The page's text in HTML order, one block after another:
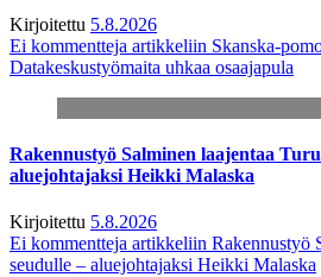
Kirjoitettu 5.8.2026
Ei kommentteja artikkeliin Skanska-
Datakeskustyömaita uhkaa osaajapula
Rakennustyö Salminen laajentaa
aluejohtajaksi Heikki Malaska
Kirjoitettu 5.8.2026
Ei kommentteja artikkeliin Rakennustyö
seudulle – aluejohtajaksi Heikki Malaska